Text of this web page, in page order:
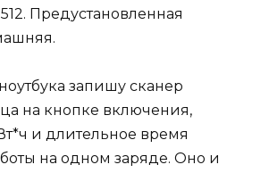
Предустановленная
запишу сканер
на кнопке включения,
и длительное время
на одном заряде. Оно и